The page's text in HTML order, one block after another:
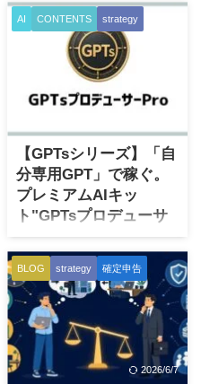
AI CONTENTS strategy
【GPTsシリーズ】「自
分専用GPT」で稼ぐ。
プレミアムAIキッ
ト"GPTsプロデューサ
ーPro"を公開しました
生成AIを使う人は、ここ数年
で一気に増えました。特に
ChatGPTを試したことがある
人は、なんだかんだで生成AI
の元祖でもあり馴染みやす
い。 ただ、実際に話を聞いて
いると、「少し触ってみた」
BLOG strategy 確定申告
2026/6/7